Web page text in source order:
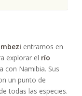
entramos en
explorar el río
con Namibia. Sus
un punto de
todas las especies.